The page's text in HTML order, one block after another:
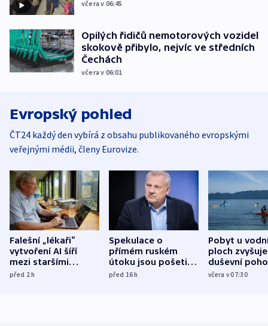
včera v 06:45
Opilých řidičů nemotorových vozidel
skokově přibylo, nejvíc ve středních
Čechách
včera v 06:01
Evropský pohled
ČT24 každý den vybírá z obsahu publikovaného evropskými
veřejnými médii, členy Eurovize.
Falešní „lékaři“
vytvoření AI šíří
mezi staršími
Poláky nebezpečné
před 2h
Spekulace o
přímém ruském
útoku jsou pošetilé,
míní estonský
před 16h
Pobyt u
ploch zvyšuje
duševní
ukázala
včera v 07:30